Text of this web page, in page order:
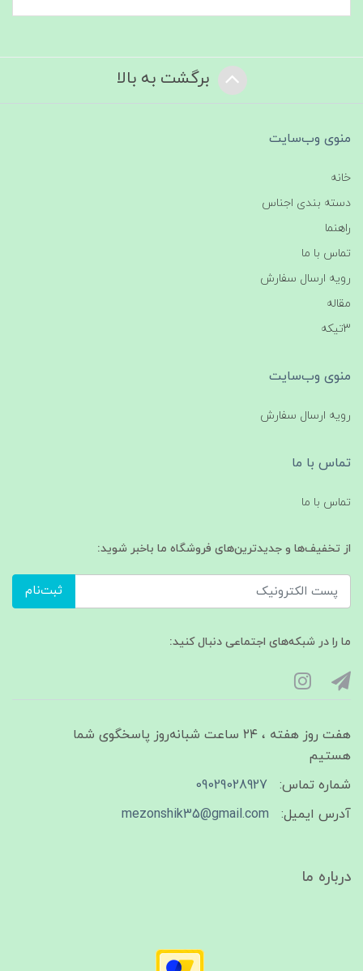
برگشت به بالا
منوی وب‌سایت
خانه
دسته بندی اجناس
راهنما
تماس با ما
رویه ارسال سفارش
مقاله
3تیکه
منوی وب‌سایت
رویه ارسال سفارش
تماس با ما
تماس با ما
از تخفیف‌ها و جدیدترین‌های فروشگاه ما باخبر شوید:
ثبت‌نام
ما را در شبکه‌های اجتماعی دنبال کنید:
هفت روز هفته ، ۲۴ ساعت شبانه‌روز پاسخگوی شما
هستیم
شماره تماس:
09029028927
آدرس ایمیل:
mezonshik35@gmail.com
درباره ما